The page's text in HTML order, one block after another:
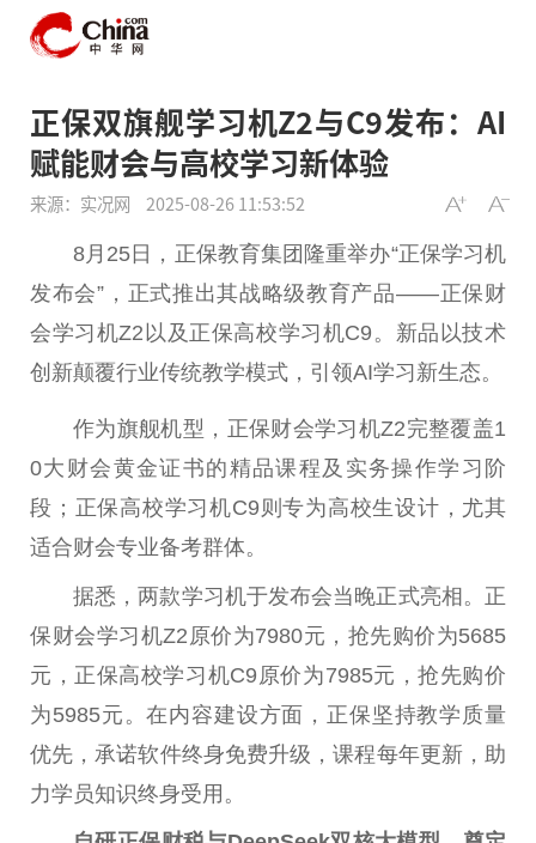
正保双旗舰学习机Z2与C9发布：AI
赋能财会与高校学习新体验
来源：实况网 2025-08-26 11:53:52
8月25日，正保教育集团隆重举办“正保学习机
发布会”，正式推出其战略级教育产品——正保财
会学习机Z2以及正保高校学习机C9。新品以技术
创新颠覆行业传统教学模式，引领AI学习新生态。
作为旗舰机型，正保财会学习机Z2完整覆盖1
0大财会黄金证书的精品课程及实务操作学习阶
段；正保高校学习机C9则专为高校生设计，尤其
适合财会专业备考群体。
据悉，两款学习机于发布会当晚正式亮相。正
保财会学习机Z2原价为7980元，抢先购价为5685
元，正保高校学习机C9原价为7985元，抢先购价
为5985元。在内容建设方面，正保坚持教学质量
优先，承诺软件终身免费升级，课程每年更新，助
力学员知识终身受用。